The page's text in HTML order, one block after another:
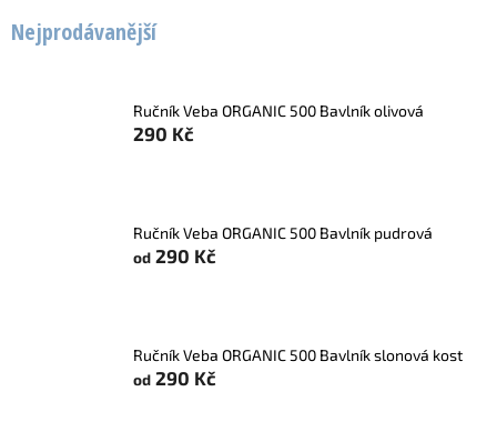
Nejprodávanější
Ručník Veba ORGANIC 500 Bavlník olivová
290 Kč
Ručník Veba ORGANIC 500 Bavlník pudrová
od 290 Kč
Ručník Veba ORGANIC 500 Bavlník slonová kost
od 290 Kč